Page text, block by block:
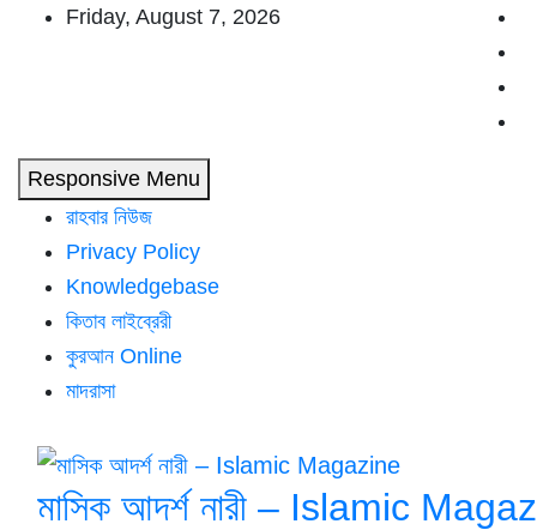
Friday, August 7, 2026
Responsive Menu
রাহবার নিউজ
Privacy Policy
Knowledgebase
কিতাব লাইব্রেরী
কুরআন Online
মাদরাসা
মাসিক আদর্শ নারী – Islamic